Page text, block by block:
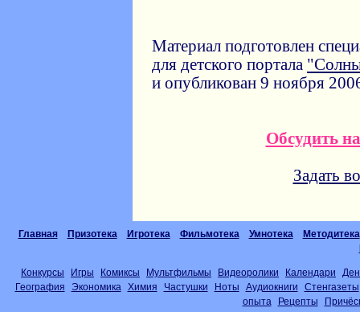
Материал подготовлен
для детского портала
и опубликован 9 ноября
Обсудить
Задать
Главная Призотека Игротека Фильмотека Умнотека
Методитека
Конкурсы Игры Комиксы Мультфильмы Видеоролики Календари
География
Экономика Химия Частушки Ноты Аудиокниги
Стенгазеты
опыта
Рецепты